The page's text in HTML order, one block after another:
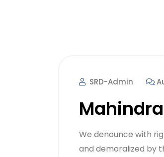
SRD-Admin
We denounce with
and demoralized by